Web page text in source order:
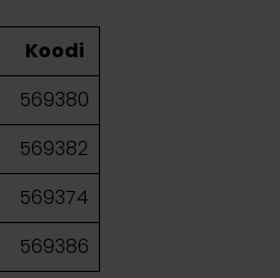
Koodi
569380
569382
569374
569386